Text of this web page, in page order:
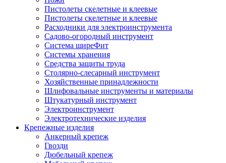
Пистолеты скелетные и клеевые
Пистолеты скелетные и клеевые
Расходники для электроинструмента
Садово-огородный инструмент
Система ширеФит
Системы хранения
Средства защиты труда
Столярно-слесарный инструмент
Хозяйственные принадлежности
Шлифовальные инструменты и материалы
Штукатурный инструмент
Электроинструмент
Электротехнические изделия
Крепежные изделия
Анкерный крепеж
Гвозди
Дюбельный крепеж